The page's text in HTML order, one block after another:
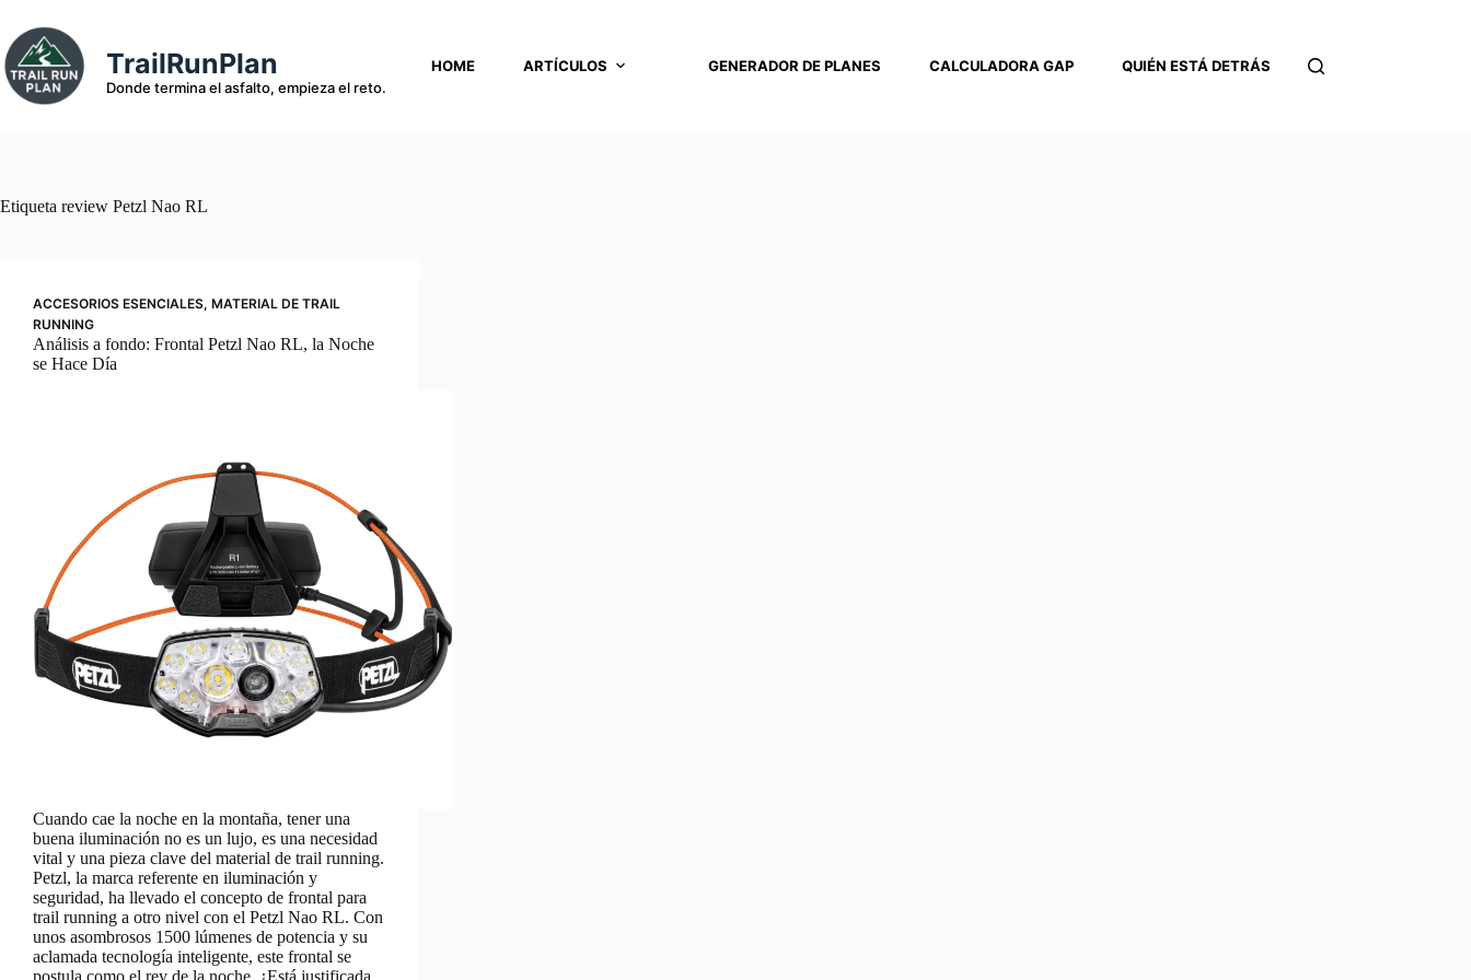
contenido
TrailRunPlan
Donde termina el asfalto, empieza el reto.
HOME ARTÍCULOS GENERADOR DE PLANES CALCULADORA GAP QUIÉN ESTÁ DETRÁS CONTACTO
Etiqueta review Petzl Nao RL
ACCESORIOS ESENCIALES, MATERIAL DE TRAIL
RUNNING
Análisis a fondo: Frontal Petzl Nao RL, la Noche
se Hace Día
Cuando cae la noche en la montaña, tener una
buena iluminación no es un lujo, es una necesidad
vital y una pieza clave del material de trail running.
Petzl, la marca referente en iluminación y
seguridad, ha llevado el concepto de frontal para
trail running a otro nivel con el Petzl Nao RL. Con
unos asombrosos 1500 lúmenes de potencia y su
aclamada tecnología inteligente, este frontal se
postula como el rey de la noche. ¿Está justificada